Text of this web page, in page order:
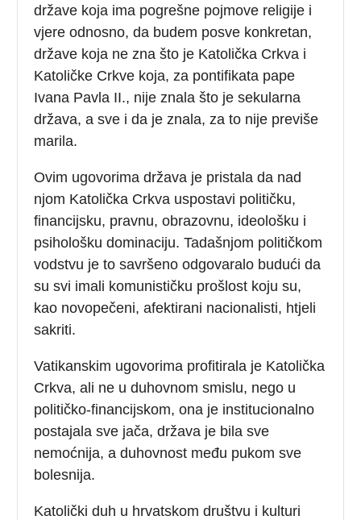
države koja ima pogrešne pojmove religije i
vjere odnosno, da budem posve konkretan,
države koja ne zna što je Katolička Crkva i
Katoličke Crkve koja, za pontifikata pape
Ivana Pavla II., nije znala što je sekularna
država, a sve i da je znala, za to nije previše
marila.
Ovim ugovorima država je pristala da nad
njom Katolička Crkva uspostavi političku,
financijsku, pravnu, obrazovnu, ideološku i
psihološku dominaciju. Tadašnjom političkom
vodstvu je to savršeno odgovaralo budući da
su svi imali komunističku prošlost koju su,
kao novopečeni, afektirani nacionalisti, htjeli
sakriti.
Vatikanskim ugovorima profitirala je Katolička
Crkva, ali ne u duhovnom smislu, nego u
političko-financijskom, ona je institucionalno
postajala sve jača, država je bila sve
nemoćnija, a duhovnost među pukom sve
bolesnija.
Katolički duh u hrvatskom društvu i kulturi